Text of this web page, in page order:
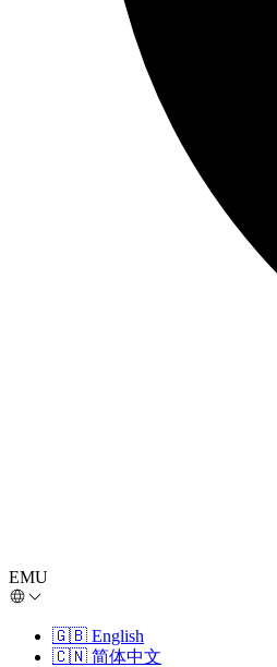
EMU
🇬🇧 English
🇨🇳 简体中文